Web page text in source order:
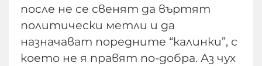
после не се свенят да въртят
политически метли и да
назначават поредните “калинки”, с
което не я правят по-добра. Аз чух